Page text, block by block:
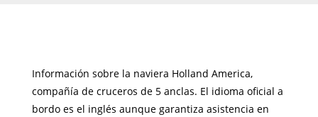
Información sobre la naviera Holland America,
compañía de cruceros de 5 anclas. El idioma oficial a
bordo es el inglés aunque garantiza asistencia en